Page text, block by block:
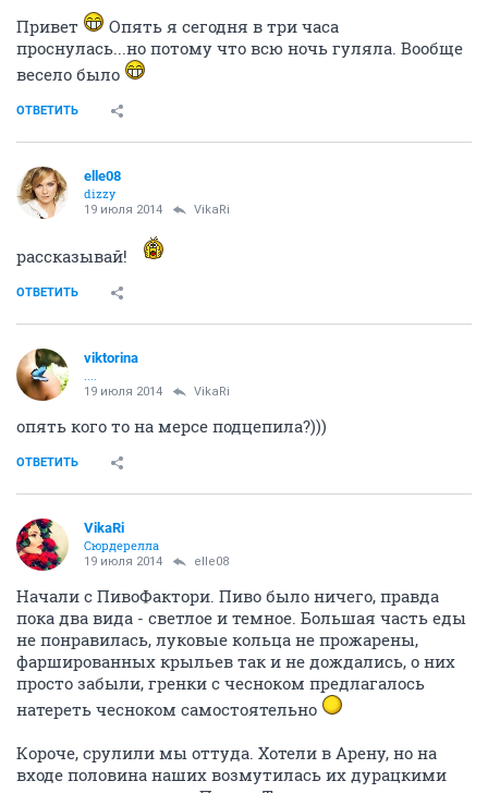
Привет
Опять я сегодня в три часа
проснулась...но потому что всю ночь гуляла. Вообще
весело было
ОТВЕТИТЬ
elle08
dizzy
19 июля 2014 VikaRi
рассказывай!
ОТВЕТИТЬ
viktorina
19 июля 2014 VikaRi
опять кого то на мерсе подцепила?)))
ОТВЕТИТЬ
VikaRi
Сюрдерелла
19 июля 2014 elle08
Начали с ПивоФактори. Пиво было ничего, правда
пока два вида - светлое и темное. Большая часть еды
не понравилась, луковые кольца не прожарены,
фаршированных крыльев так и не дождались, о них
просто забыли, гренки с чесноком предлагалось
натереть чесноком самостоятельно
Короче, срулили мы оттуда. Хотели в Арену, но на
входе половина наших возмутилась их дурацкими